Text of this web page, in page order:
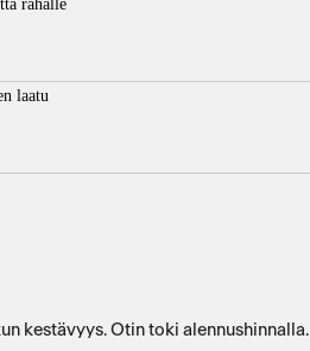
rahalle
laatu
kestävyys. Otin toki alennushinnalla.